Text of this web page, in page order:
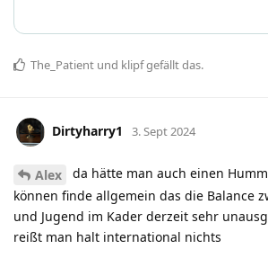
The_Patient und klipfgefällt das.
Dirtyharry1 3. Sept 2024
Alex
da hätte man auch einen
können finde allgemein das die Balance
und Jugend im Kader derzeit sehr
reißt man halt international nichts